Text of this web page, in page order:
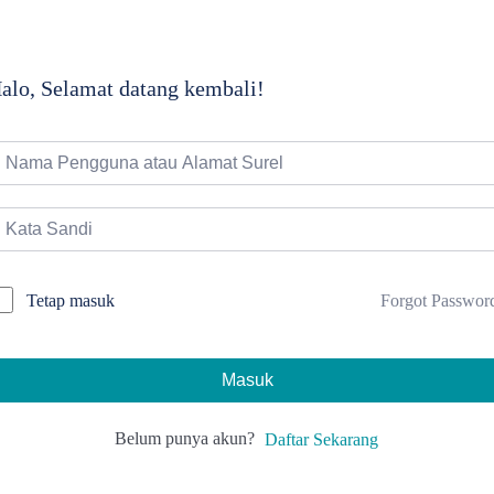
Selamat datang kembali!
Tetap masuk Forgot
Masuk
Belum punya akun? Daftar Sekarang